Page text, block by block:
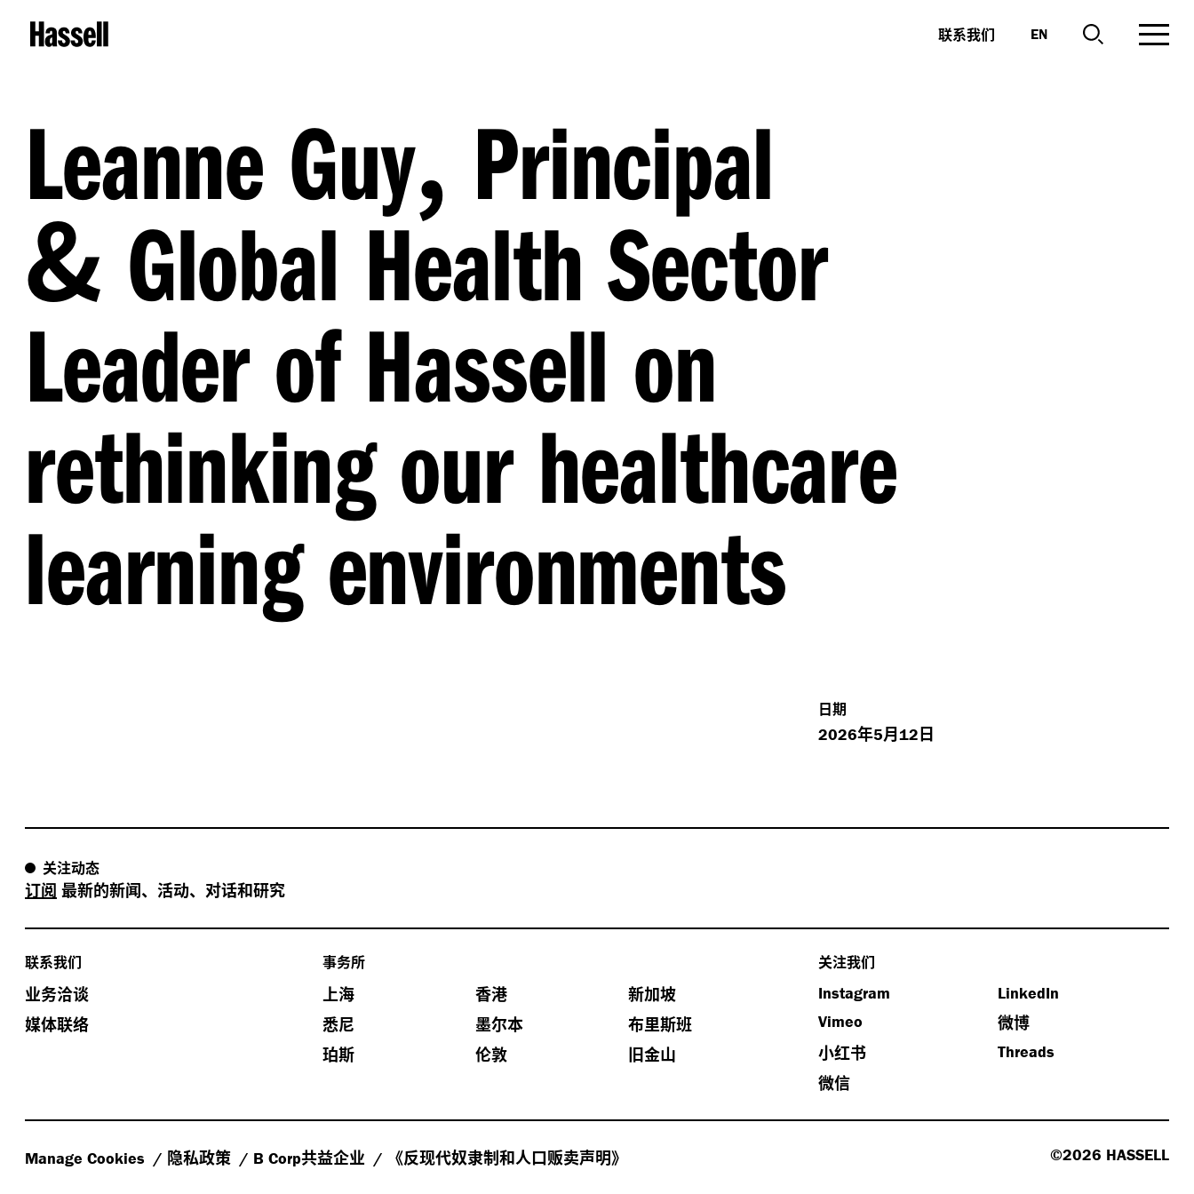
联系我们 EN
Leanne Guy, Principal
& Global Health Sector
Leader of Hassell on
rethinking our healthcare
learning environments
日期
2026年5月12日
关注动态
订阅 最新的新闻、活动、对话和研究
联系我们
业务洽谈
媒体联络
事务所
上海 香港
新加坡
悉尼
墨尔本
布里斯班
珀斯
伦敦 旧金山
关注我们
Instagram
LinkedIn
Vimeo
微博
小红书
Threads
微信
Manage Cookies 隐私政策 B Corp共益企业 《反现代奴隶制和人口贩卖声明》 ©2026 HASSELL